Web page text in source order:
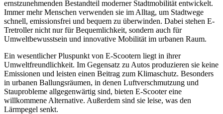
ernstzunehmenden Bestandteil moderner Stadtmobilität entwickelt.
Immer mehr Menschen verwenden sie im Alltag, um Stadtwege
schnell, emissionsfrei und bequem zu überwinden. Dabei stehen E-
Tretroller nicht nur für Bequemlichkeit, sondern auch für
Umweltbewusstsein und innovative Mobilität im urbanen Raum.
Ein wesentlicher Pluspunkt von E-Scootern liegt in ihrer
Umweltfreundlichkeit. Im Gegensatz zu Autos produzieren sie keine
Emissionen und leisten einen Beitrag zum Klimaschutz. Besonders
in urbanen Ballungsräumen, in denen Luftverschmutzung und
Stauprobleme allgegenwärtig sind, bieten E-Scooter eine
willkommene Alternative. Außerdem sind sie leise, was den
Lärmpegel senkt.